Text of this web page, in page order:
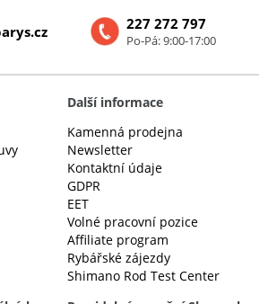
227 272 797
Po-Pá: 9:00-17:00
Další informace
Kamenná prodejna
Newsletter
Kontaktní údaje
GDPR
EET
Volné pracovní pozice
Affiliate program
Rybářské zájezdy
Shimano Rod Test Center